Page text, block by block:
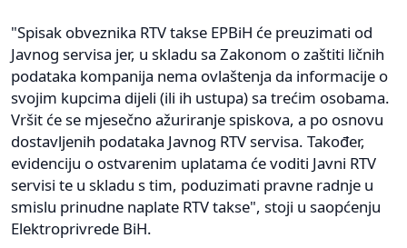
"Spisak obveznika RTV takse EPBiH će preuzimati od
Javnog servisa jer, u skladu sa Zakonom o zaštiti ličnih
podataka kompanija nema ovlaštenja da informacije o
svojim kupcima dijeli (ili ih ustupa) sa trećim osobama.
Vršit će se mjesečno ažuriranje spiskova, a po osnovu
dostavljenih podataka Javnog RTV servisa. Također,
evidenciju o ostvarenim uplatama će voditi Javni RTV
servisi te u skladu s tim, poduzimati pravne radnje u
smislu prinudne naplate RTV takse", stoji u saopćenju
Elektroprivrede BiH.